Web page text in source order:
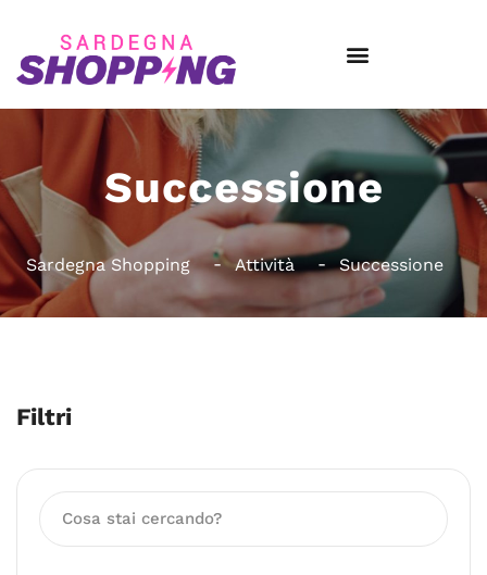
Successione
Sardegna Shopping Attività Successione
Filtri